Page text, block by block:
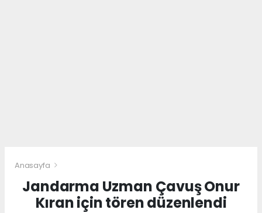
Anasayfa
Jandarma Uzman Çavuş Onur
Kıran için tören düzenlendi